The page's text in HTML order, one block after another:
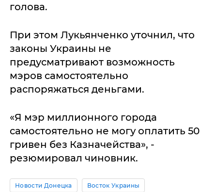
голова.
При этом Лукьянченко уточнил, что
законы Украины не
предусматривают возможность
мэров самостоятельно
распоряжаться деньгами.
«Я мэр миллионного города
самостоятельно не могу оплатить 50
гривен без Казначейства», -
резюмировал чиновник.
Новости Донецка Восток Украины